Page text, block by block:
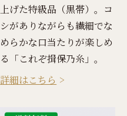
上げた特級品（黒帯）。コ
シがありながらも繊細でな
めらかな口当たりが楽しめ
る「これぞ揖保乃糸」。
詳細はこちら